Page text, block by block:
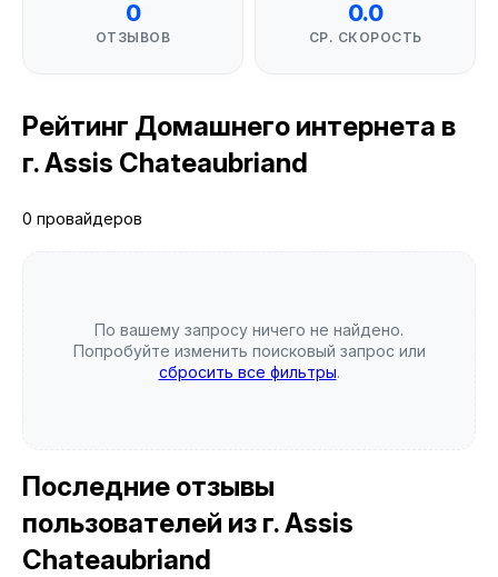
0
ОТЗЫВОВ
0.0
СР. СКОРОСТЬ
Рейтинг Домашнего интернета в
г. Assis Chateaubriand
0 провайдеров
По вашему запросу ничего не найдено.
Попробуйте изменить поисковый запрос или
сбросить все фильтры.
Последние отзывы
пользователей из г. Assis
Chateaubriand